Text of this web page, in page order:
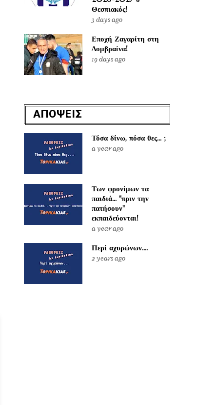
Θεσπιακός!
3 days ago
Εποχή Ζαγαρίτη στη
Δομβραίνα!
19 days ago
ΑΠΟΨΕΙΣ
Τόσα δίνω, πόσα θες... ;
a year ago
Των φρονίμων τα
παιδιά... "πριν την
πατήσουν"
εκπαιδεύονται!
a year ago
Περί αχυρώνων....
2 years ago